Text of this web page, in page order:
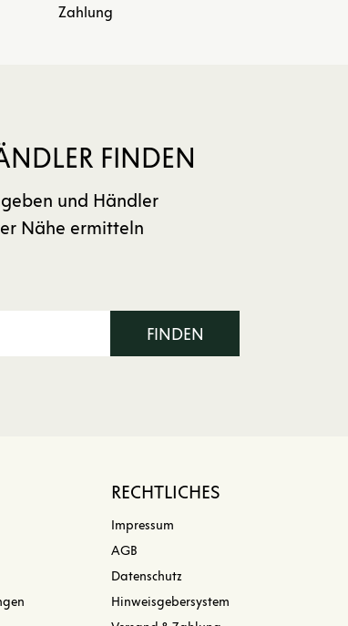
Zahlung
FINDEN
und Händler
Nähe ermitteln
FINDEN
RECHTLICHES
Impressum
AGB
Datenschutz
Hinweisgebersystem